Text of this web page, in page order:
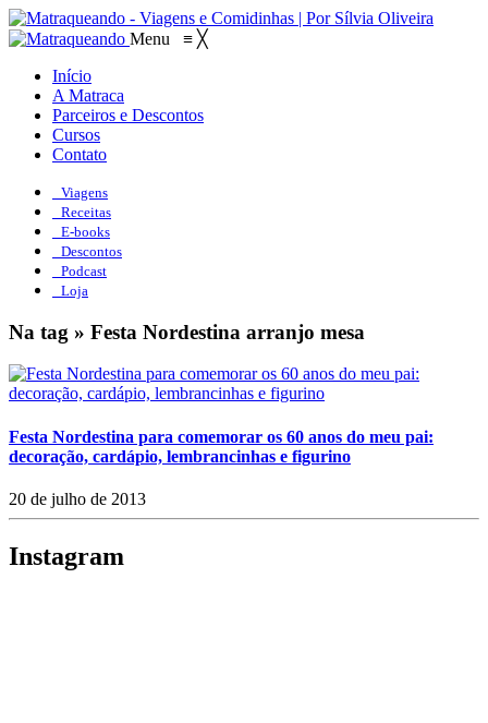
Menu ≡ ╳
Início
A Matraca
Parceiros e Descontos
Cursos
Contato
Viagens
Receitas
E-books
Descontos
Podcast
Loja
Na tag » Festa Nordestina arranjo mesa
Festa Nordestina para comemorar os 60 anos do meu pai:
decoração, cardápio, lembrancinhas e figurino
20 de julho de 2013
Instagram